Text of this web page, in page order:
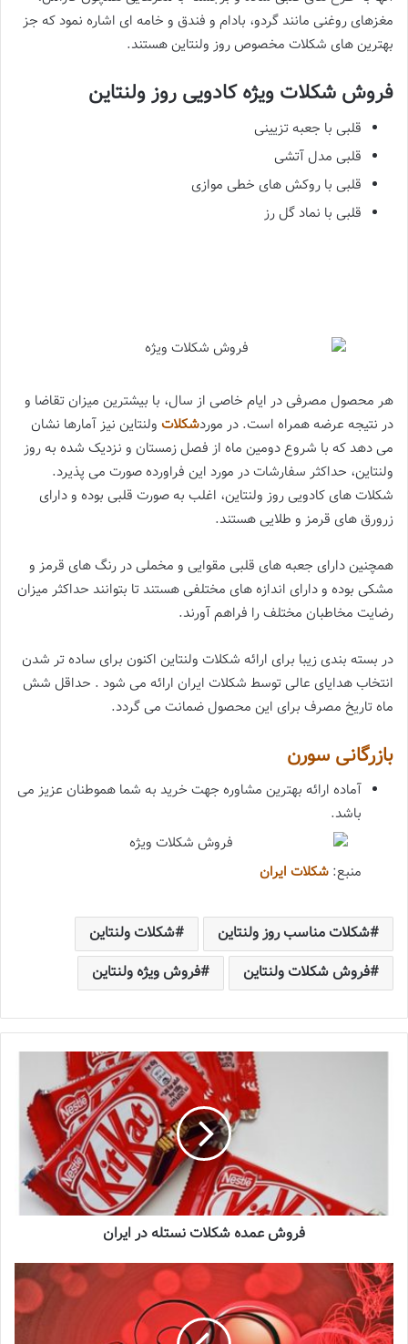
مغزهای روغنی مانند گردو، بادام و فندق و خامه ای اشاره نمود که جز
بهترین های شکلات مخصوص روز ولنتاین هستند.
فروش شکلات ویژه کادویی روز ولنتاین
قلبی با جعبه تزیینی
قلبی مدل آتشی
قلبی با روکش های خطی موازی
قلبی با نماد گل رز
هر محصول مصرفی در ایام خاصی از سال، با بیشترین میزان تقاضا و
در نتیجه عرضه همراه است. در موردشکلات ولنتاین نیز آمارها نشان
می دهد که با شروع دومین ماه از فصل زمستان و نزدیک شده به روز
ولنتاین، حداکثر سفارشات در مورد این فراورده صورت می پذیرد.
شکلات های کادویی روز ولنتاین، اغلب به صورت قلبی بوده و دارای
زرورق های قرمز و طلایی هستند.
همچنین دارای جعبه های قلبی مقوایی و مخملی در رنگ های قرمز و
مشکی بوده و دارای اندازه های مختلفی هستند تا بتوانند حداکثر میزان
رضایت مخاطبان مختلف را فراهم آورند.
در بسته بندی زیبا برای ارائه شکلات ولنتاین اکنون برای ساده تر شدن
انتخاب هدایای عالی توسط شکلات ایران ارائه می شود . حداقل شش
ماه تاریخ مصرف برای این محصول ضمانت می گردد.
بازرگانی سورن
آماده ارائه بهترین مشاوره جهت خرید به شما هموطنان عزیز می
باشد.
منبع: شکلات ایران
شکلات مناسب روز ولنتاین
شکلات ولنتاین
فروش شکلات ولنتاین
فروش ویژه ولنتاین
فروش عمده شکلات نستله در ایران